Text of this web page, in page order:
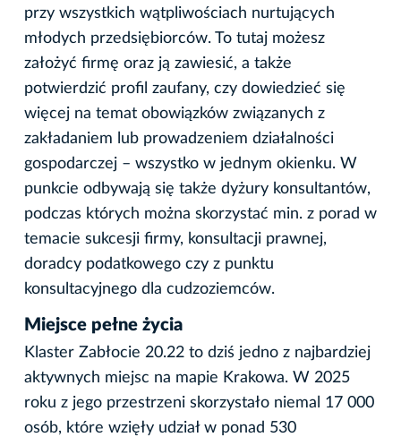
przy wszystkich wątpliwościach nurtujących
młodych przedsiębiorców. To tutaj możesz
założyć firmę oraz ją zawiesić, a także
potwierdzić profil zaufany, czy dowiedzieć się
więcej na temat obowiązków związanych z
zakładaniem lub prowadzeniem działalności
gospodarczej – wszystko w jednym okienku. W
punkcie odbywają się także dyżury konsultantów,
podczas których można skorzystać min. z porad w
temacie sukcesji firmy, konsultacji prawnej,
doradcy podatkowego czy z punktu
konsultacyjnego dla cudzoziemców.
Miejsce pełne życia
Klaster Zabłocie 20.22 to dziś jedno z najbardziej
aktywnych miejsc na mapie Krakowa. W 2025
roku z jego przestrzeni skorzystało niemal 17 000
osób, które wzięły udział w ponad 530